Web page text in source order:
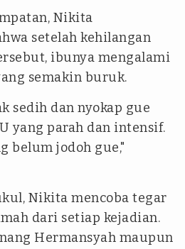
Nikita
setelah kehilangan
ibunya mengalami
semakin buruk.
sedih dan nyokap gue
yang parah dan intensif.
belum jodoh gue,"
Nikita mencoba tegar
dari setiap kejadian.
Hermansyah maupun